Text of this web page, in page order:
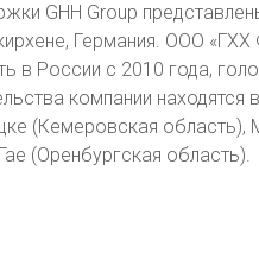
GHH Group
Германия. ООО
в России с 2010 года,
компании находятся
(Кемеровская
(Оренбургская область).